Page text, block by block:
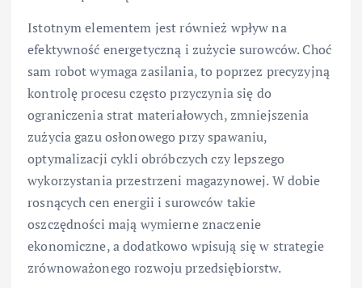
Istotnym elementem jest również wpływ na
efektywność energetyczną i zużycie surowców. Choć
sam robot wymaga zasilania, to poprzez precyzyjną
kontrolę procesu często przyczynia się do
ograniczenia strat materiałowych, zmniejszenia
zużycia gazu osłonowego przy spawaniu,
optymalizacji cykli obróbczych czy lepszego
wykorzystania przestrzeni magazynowej. W dobie
rosnących cen energii i surowców takie
oszczędności mają wymierne znaczenie
ekonomiczne, a dodatkowo wpisują się w strategie
zrównoważonego rozwoju przedsiębiorstw.